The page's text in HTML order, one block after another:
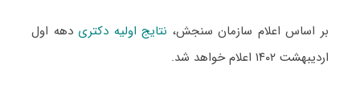
بر اساس اعلام سازمان سنجش، نتایج اولیه دکتری دهه اول
اردیبهشت ۱۴۰۲ اعلام خواهد شد.